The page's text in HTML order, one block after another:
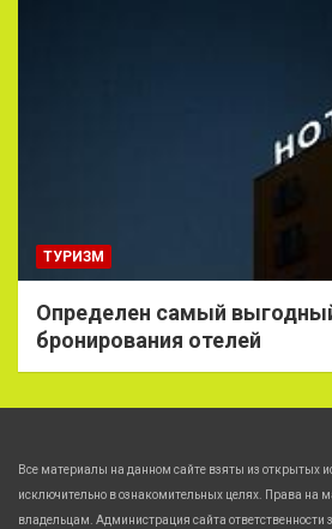
ТУРИЗМ
Определен самый
бронирования отелей
Все материалы на данном сайте взяты из открытых
исключительно в ознакомительных целях. Права на
владельцам. Администрация сайта ответственности